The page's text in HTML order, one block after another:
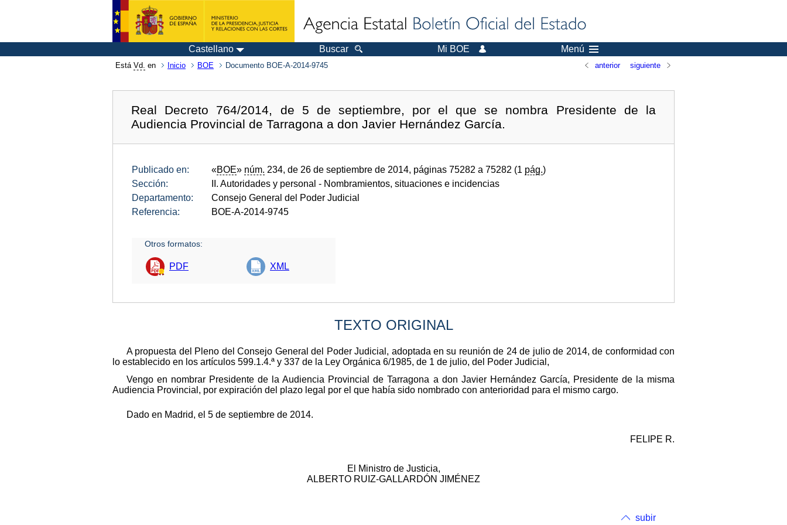
Castellano Buscar Mi BOE Menú
Está Vd. en Inicio BOE Documento BOE-A-2014-9745 anterior siguiente
Real Decreto 764/2014, de 5 de septiembre, por el que se nombra Presidente de la
Audiencia Provincial de Tarragona a don Javier Hernández García.
Publicado en: «BOE» núm. 234, de 26 de septiembre de 2014, páginas 75282 a 75282 (1 pág.)
Sección:
II. Autoridades y personal - Nombramientos, situaciones e incidencias
Departamento:
Consejo General del Poder Judicial
Referencia:
BOE-A-2014-9745
Otros formatos:
PDF XML
TEXTO ORIGINAL
A propuesta del Pleno del Consejo General del Poder Judicial, adoptada en su reunión de 24 de julio de 2014, de conformidad con
lo establecido en los artículos 599.1.4.ª y 337 de la Ley Orgánica 6/1985, de 1 de julio, del Poder Judicial,
Vengo en nombrar Presidente de la Audiencia Provincial de Tarragona a don Javier Hernández García, Presidente de la misma
Audiencia Provincial, por expiración del plazo legal por el que había sido nombrado con anterioridad para el mismo cargo.
Dado en Madrid, el 5 de septiembre de 2014.
FELIPE R.
El Ministro de Justicia,
ALBERTO RUIZ-GALLARDÓN JIMÉNEZ
subir